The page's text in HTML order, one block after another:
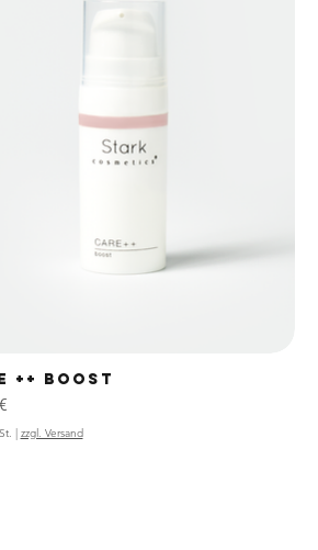
++ BOOST
zzgl. Versand